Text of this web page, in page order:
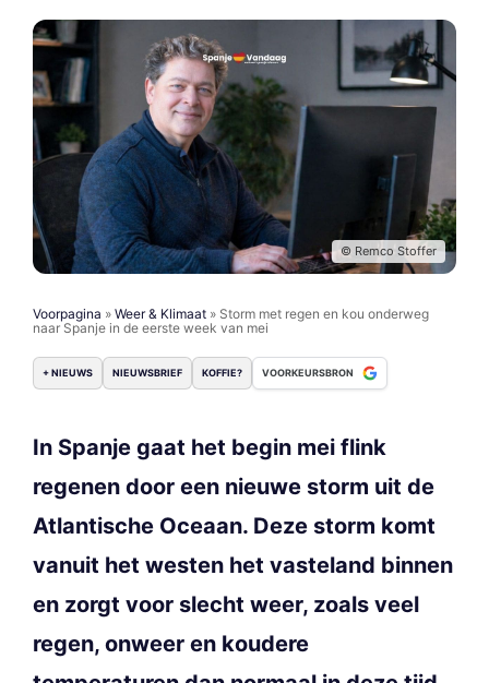
© Remco Stoffer
Voorpagina » Weer & Klimaat » Storm met regen en kou onderweg
naar Spanje in de eerste week van mei
+ NIEUWS NIEUWSBRIEF KOFFIE? VOORKEURSBRON
In Spanje gaat het begin mei flink
regenen door een nieuwe storm uit de
Atlantische Oceaan. Deze storm komt
vanuit het westen het vasteland binnen
en zorgt voor slecht weer, zoals veel
regen, onweer en koudere